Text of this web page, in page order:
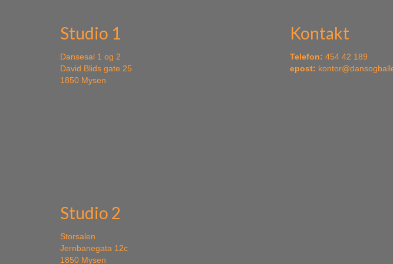
Studio 1
Dansesal 1 og 2
David Blids gate 25
1850 Mysen
Studio 2
Storsalen
Jernbanegata 12c
1850 Mysen
Kontakt
Telefon: 454 42 189
epost: